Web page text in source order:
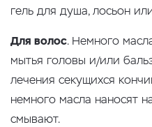
гель для душа, лосьон
Для волос. Немного
мытья головы и/или
лечения секущихся
немного масла наносят
смывают.